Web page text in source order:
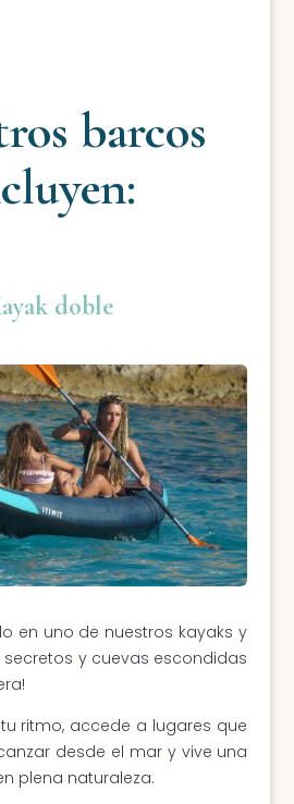
barcos
doble
en uno de nuestros kayaks y
y cuevas escondidas
ritmo, accede a lugares que
desde el mar y vive una
plena naturaleza.